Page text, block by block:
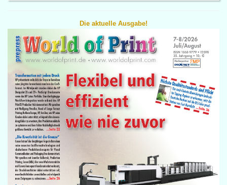
Die aktuelle Ausgabe!